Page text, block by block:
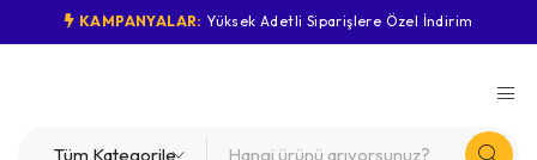
KAMPANYALAR: Yüksek Adetli Siparişlere Özel İndirim